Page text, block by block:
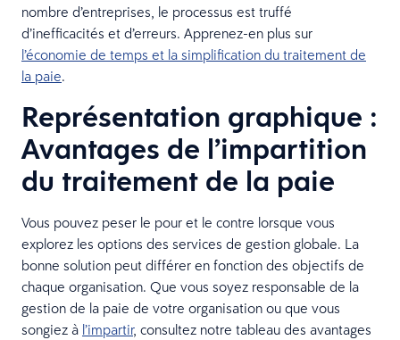
nombre d’entreprises, le processus est truffé
d’inefficacités et d’erreurs. Apprenez-en plus sur
l’économie de temps et la simplification du traitement de
la paie.
Représentation graphique :
Avantages de l’impartition
du traitement de la paie
Vous pouvez peser le pour et le contre lorsque vous
explorez les options des services de gestion globale. La
bonne solution peut différer en fonction des objectifs de
chaque organisation. Que vous soyez responsable de la
gestion de la paie de votre organisation ou que vous
songiez à l’impartir, consultez notre tableau des avantages